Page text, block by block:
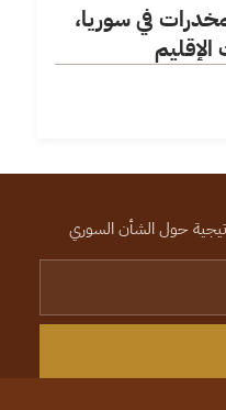
المخدرات في سوريا،
الإقليم
حول الشأن السوري